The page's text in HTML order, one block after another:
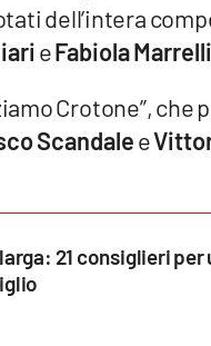
dell’intera
eFabiola Marrelli
Crotone”, che
Scandalee
21 consiglieri per